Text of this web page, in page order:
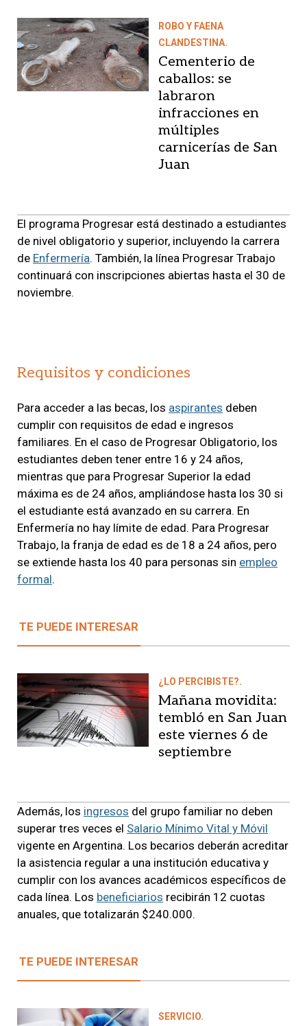
ROBO Y FAENA
CLANDESTINA.
Cementerio de
caballos: se
labraron
infracciones en
múltiples
carnicerías de San
Juan
El programa Progresar está destinado a estudiantes
de nivel obligatorio y superior, incluyendo la carrera
de Enfermería. También, la línea Progresar Trabajo
continuará con inscripciones abiertas hasta el 30 de
noviembre.
Requisitos y condiciones
Para acceder a las becas, los aspirantes deben
cumplir con requisitos de edad e ingresos
familiares. En el caso de Progresar Obligatorio, los
estudiantes deben tener entre 16 y 24 años,
mientras que para Progresar Superior la edad
máxima es de 24 años, ampliándose hasta los 30 si
el estudiante está avanzado en su carrera. En
Enfermería no hay límite de edad. Para Progresar
Trabajo, la franja de edad es de 18 a 24 años, pero
se extiende hasta los 40 para personas sin empleo
formal.
TE PUEDE INTERESAR
¿LO PERCIBISTE?.
Mañana movidita:
tembló en San Juan
este viernes 6 de
septiembre
Además, los ingresos del grupo familiar no deben
superar tres veces el Salario Mínimo Vital y Móvil
vigente en Argentina. Los becarios deberán acreditar
la asistencia regular a una institución educativa y
cumplir con los avances académicos específicos de
cada línea. Los beneficiarios recibirán 12 cuotas
anuales, que totalizarán $240.000.
TE PUEDE INTERESAR
SERVICIO.